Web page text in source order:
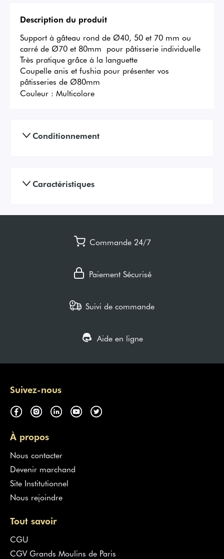
Description du produit
Support à gâteau rond de Ø40, 50 et 70 mm ou
carré de Ø70 et 80mm  pour pâtisserie individuelle
Très pratique grâce à la languette
Coupelle anis et fushia pour présenter vos
pâtisseries de Ø80mm
Couleur : Multicolore
Conditionnement
Caractéristiques
Commande 24/7
Paiement Sécurisé
Suivi de commande
Aide en ligne
Suivez-nous
À propos
Nous contacter
Devenir marchand
Site Institutionnel
Nous rejoindre
Tout savoir
CGU
CGV Grands Moulins de Paris